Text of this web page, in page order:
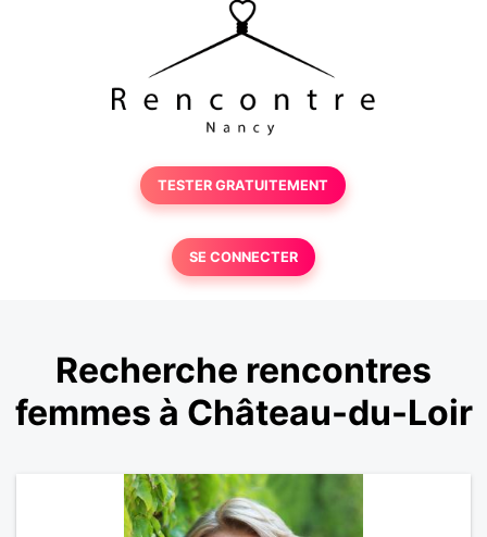
TESTER GRATUITEMENT
SE CONNECTER
Recherche rencontres
femmes à Château-du-Loir